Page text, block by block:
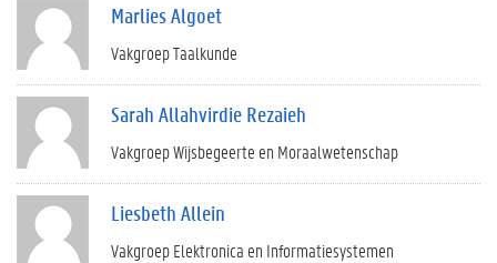
Marlies Algoet
Vakgroep Taalkunde
Sarah Allahvirdie Rezaieh
Vakgroep Wijsbegeerte en Moraalwetenschap
Liesbeth Allein
Vakgroep Elektronica en Informatiesystemen